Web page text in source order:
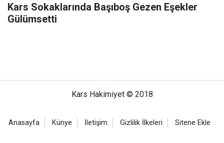
Kars Sokaklarında Başıboş Gezen Eşekler
Gülümsetti
Kars Hakimiyet © 2018
Anasayfa Künye İletişim Gizlilik İlkeleri Sitene Ekle